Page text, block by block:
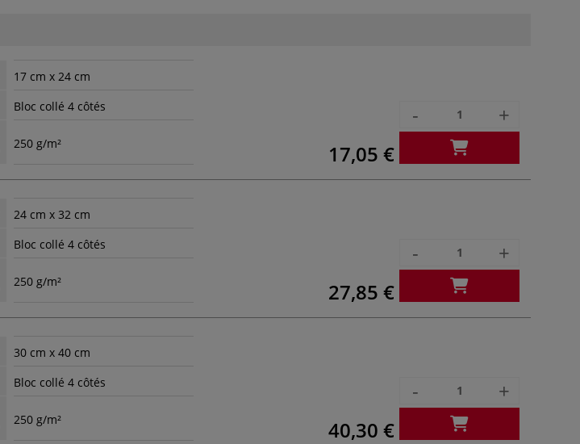
17 cm x 24 cm
Bloc collé 4 côtés
250 g/m² 17,05 €
- +
24 cm x 32 cm
Bloc collé 4 côtés
250 g/m² 27,85 €
- +
30 cm x 40 cm
Bloc collé 4 côtés
250 g/m² 40,30 €
- +